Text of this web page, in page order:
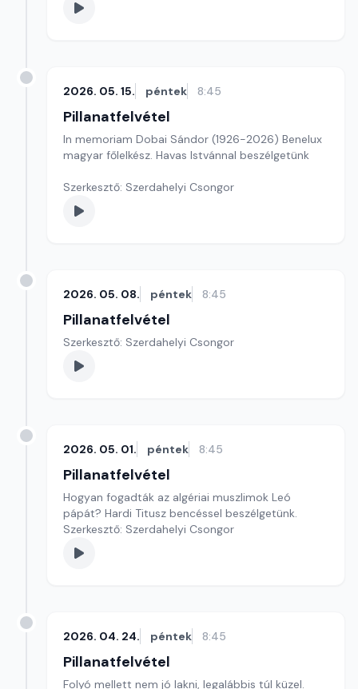
2026. 05. 15. péntek 8:45
Pillanatfelvétel
In memoriam Dobai Sándor (1926-2026) Benelux
magyar főlelkész. Havas Istvánnal beszélgetünk
Szerkesztő: Szerdahelyi Csongor
2026. 05. 08. péntek 8:45
Pillanatfelvétel
Szerkesztő: Szerdahelyi Csongor
2026. 05. 01. péntek 8:45
Pillanatfelvétel
Hogyan fogadták az algériai muszlimok Leó
pápát? Hardi Titusz bencéssel beszélgetünk.
Szerkesztő: Szerdahelyi Csongor
2026. 04. 24. péntek 8:45
Pillanatfelvétel
Folyó mellett nem jó lakni, legalábbis túl küzel.